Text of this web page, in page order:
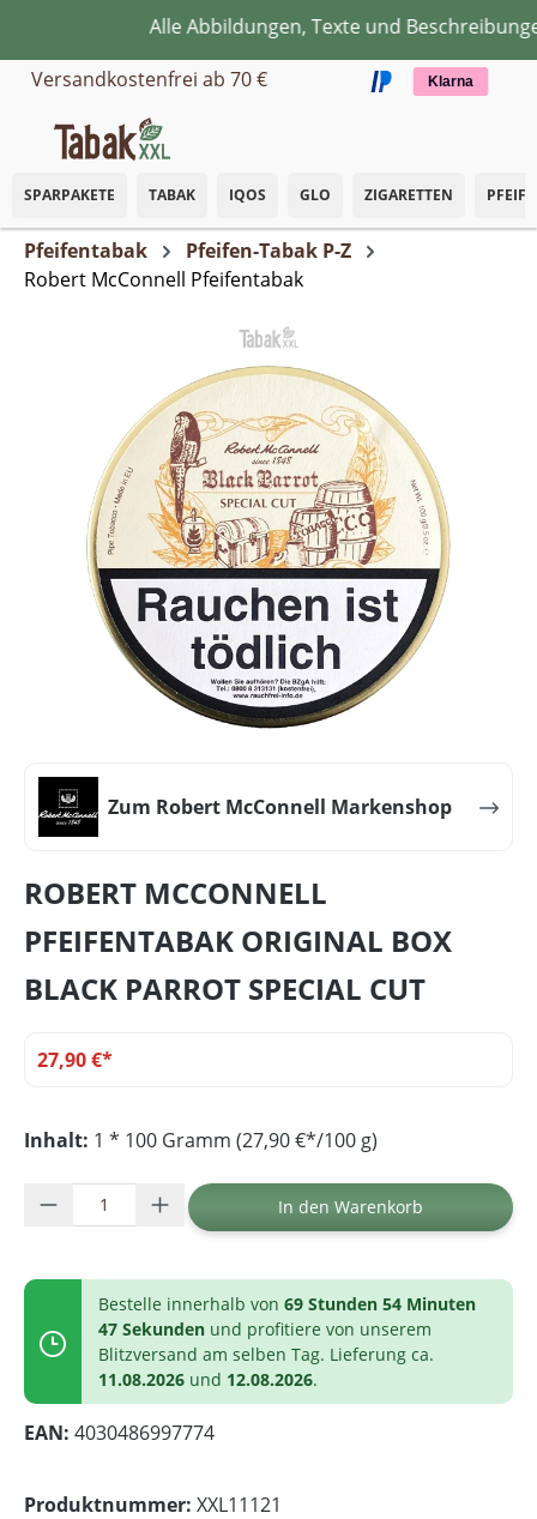
Zum Hauptinhalt springenAlle Abbildungen, Texte und
Versandkostenfrei ab 70 €
Klarna
SPARPAKETE TABAK IQOS GLO ZIGARETTEN
Pfeifentabak
Pfeifen-Tabak P-Z
Robert McConnell Pfeifentabak
Zum Robert McConnell Markenshop
ROBERT MCCONNELL
PFEIFENTABAK ORIGINAL BOX
BLACK PARROT SPECIAL CUT
27,90 €*
Inhalt: 1 * 100 Gramm (27,90 €*/100 g)
Produkt Anzahl: Gib den gewünschten
In den Warenkorb
Bestelle innerhalb von 69 Stunden 54 Minuten
47 Sekunden und profitiere von unserem
Blitzversand am selben Tag. Lieferung ca.
11.08.2026 und 12.08.2026.
EAN: 4030486997774
Produktnummer: XXL11121